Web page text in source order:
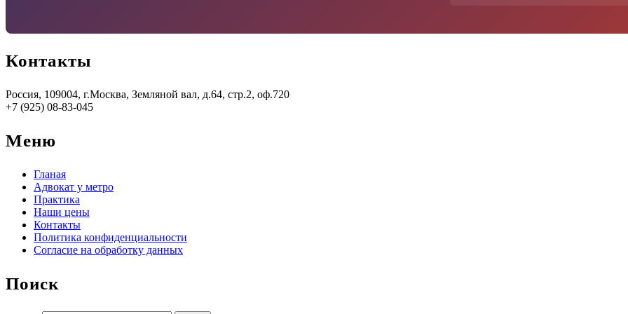
Контакты
Россия, 109004, г.Москва, Земляной вал, д.64, стр.2, оф.720
+7 (925) 08-83-045
Меню
Гланая
Адвокат у метро
Практика
Наши цены
Контакты
Политика конфиденциальности
Согласие на обработку данных
Поиск